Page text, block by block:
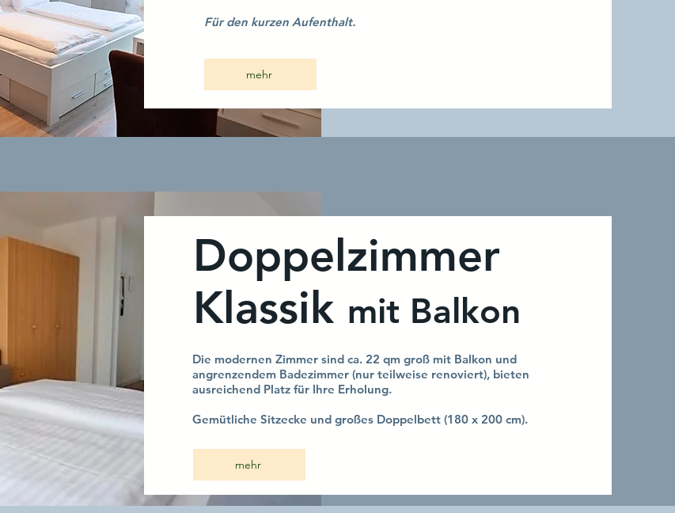
Für den kurzen Aufenthalt.
mehr
Doppelzimmer
Klassik mit Balkon
Die modernen Zimmer sind ca. 22 qm groß mit Balkon und
angrenzendem Badezimmer (nur teilweise renoviert), bieten
ausreichend Platz für Ihre Erholung.
Gemütliche Sitzecke und großes Doppelbett (180 x 200 cm).
mehr